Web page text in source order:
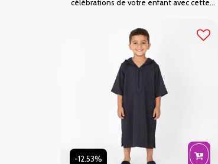
célébrations de votre enfant avec cette
enfant, cette djellaba marie une couleur
impériale à un savoir-faire de haute précision.
Grâce à ses finitions faites main, elle offre un
tombé noble et une qualité d'exception pour
tous les moments mémorables.
-12.53%